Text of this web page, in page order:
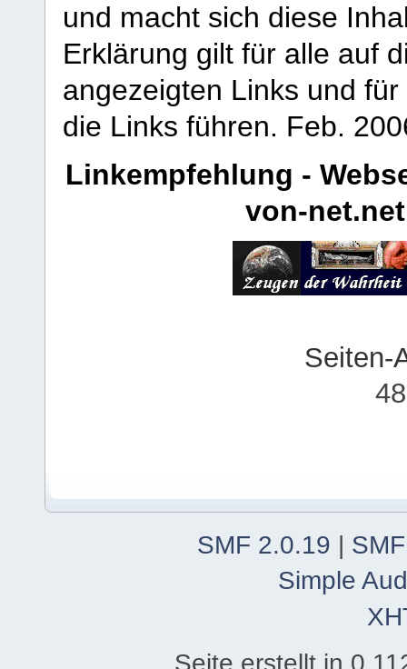
und macht sich diese
Erklärung gilt für alle auf
angezeigten Links und
die Links führen. Feb.
Linkempfehlung -
von-net.net
Seiten-
SMF 2.0.19 |
Simple
Seite erstellt in